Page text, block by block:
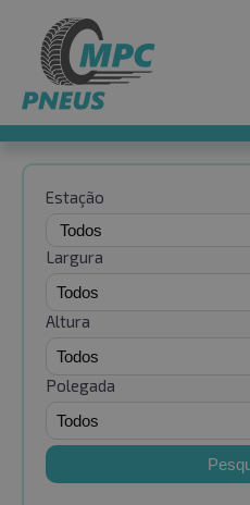
Estação
Largura
Altura
Polegada